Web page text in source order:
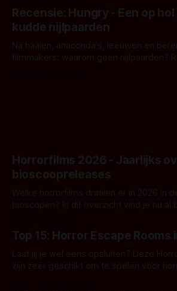
achtergrond, belooft iets kleurrijks maar
iets ongrijpbaars. En dat maakt De
waar.
Recensie: Hungry - Een op
kudde nijlpaarden
Na haaien, anaconda's, leeuwen en
filmmakers: waarom geen nijlpaarden?
Horrorfilms 2026 - Jaarlijks
bioscoopreleases
Welke horrorfilms draaien er in 2026 in
bioscopen? In dit overzicht vind je nu al
Top 15: Horror Escape Rooms
Laat jij je wel eens opsluiten? Deze
zijn zeer geschikt om te spelen voor